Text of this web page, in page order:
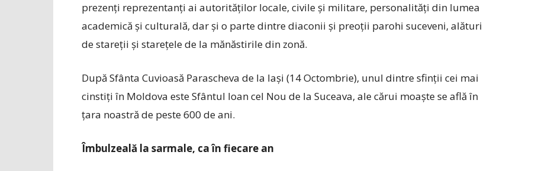
prezenți reprezentanți ai autorităților locale, civile și militare, personalități din lumea
academică și culturală, dar și o parte dintre diaconii și preoții parohi suceveni, alături
de stareţii şi stareţele de la mănăstirile din zonă.
După Sfânta Cuvioasă Parascheva de la Iași (14 Octombrie), unul dintre sfinții cei mai
cinstiți în Moldova este Sfântul Ioan cel Nou de la Suceava, ale cărui moaște se află în
țara noastră de peste 600 de ani.
Îmbulzeală la sarmale, ca în fiecare an